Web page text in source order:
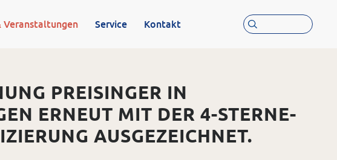
Veranstaltungen Service Kontakt
CMT 2026 PRÄSENT
PREISINGER IN
ERNEUT MIT DER 4-STERNE-
AUSGEZEICHNET.